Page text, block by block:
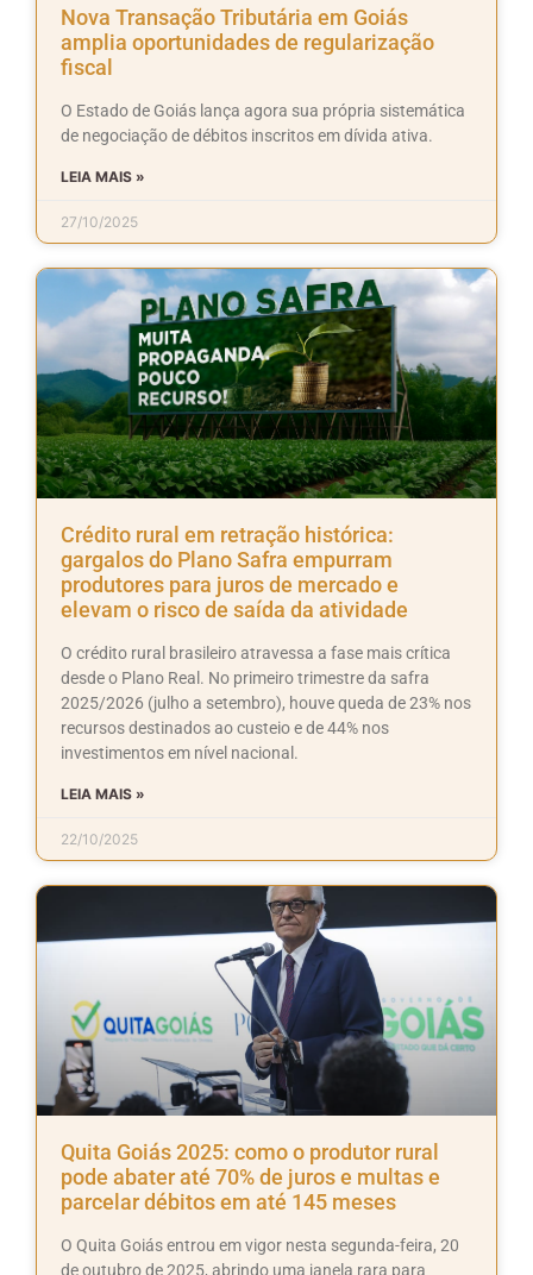
Nova Transação Tributária em Goiás
amplia oportunidades de regularização
fiscal
O Estado de Goiás lança agora sua própria sistemática
de negociação de débitos inscritos em dívida ativa.
LEIA MAIS »
27/10/2025
Crédito rural em retração histórica:
gargalos do Plano Safra empurram
produtores para juros de mercado e
elevam o risco de saída da atividade
O crédito rural brasileiro atravessa a fase mais crítica
desde o Plano Real. No primeiro trimestre da safra
2025/2026 (julho a setembro), houve queda de 23% nos
recursos destinados ao custeio e de 44% nos
investimentos em nível nacional.
LEIA MAIS »
22/10/2025
Quita Goiás 2025: como o produtor rural
pode abater até 70% de juros e multas e
parcelar débitos em até 145 meses
O Quita Goiás entrou em vigor nesta segunda-feira, 20
de outubro de 2025, abrindo uma janela rara para